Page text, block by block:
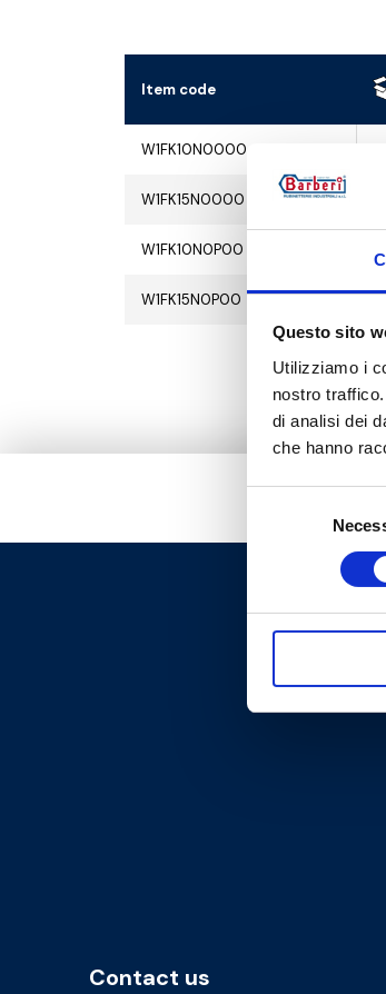
Questo sito
Utilizziamo i
nostro
di analisi dei
che hanno
Item code
W1FK10N0000
W1FK15N0000
W1FK10N0P00 1
W1FK15N0P00 1
Contact us